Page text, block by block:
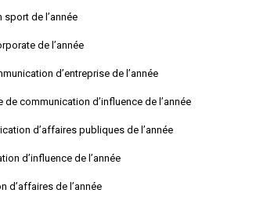
sport de l’année
de l’année
d’entreprise de l’année
de communication d’influence de l’année
d’affaires publiques de l’année
d’influence de l’année
d’affaires de l’année